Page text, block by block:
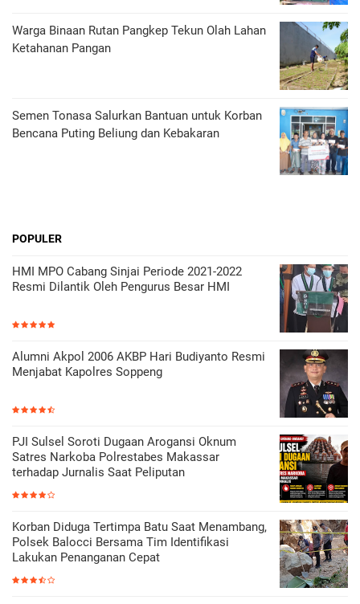
Warga Binaan Rutan Pangkep Tekun Olah Lahan
Ketahanan Pangan
Semen Tonasa Salurkan Bantuan untuk Korban
Bencana Puting Beliung dan Kebakaran
POPULER
HMI MPO Cabang Sinjai Periode 2021-2022
Resmi Dilantik Oleh Pengurus Besar HMI
Alumni Akpol 2006 AKBP Hari Budiyanto Resmi
Menjabat Kapolres Soppeng
PJI Sulsel Soroti Dugaan Arogansi Oknum
Satres Narkoba Polrestabes Makassar
terhadap Jurnalis Saat Peliputan
Korban Diduga Tertimpa Batu Saat Menambang,
Polsek Balocci Bersama Tim Identifikasi
Lakukan Penanganan Cepat